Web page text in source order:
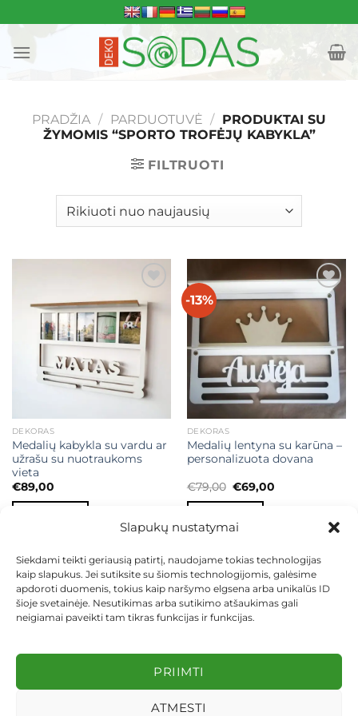
Slapukų nustatymai
Siekdami teikti geriausią patirtį, naudojame tokias technologijas
kaip slapukus. Jei sutiksite su šiomis technologijomis, galėsime
apdoroti duomenis, tokius kaip naršymo elgsena arba unikalūs ID
šioje svetainėje. Nesutikimas arba sutikimo atšaukimas gali
neigiamai paveikti tam tikras funkcijas ir funkcijas.
PRIIMTI
ATMESTI
to
content
PRADŽIA / PARDUOTUVĖ / PRODUKTAI SU
ŽYMOMIS “SPORTO TROFĖJŲ KABYKLA”
FILTRUOTI
Mėgstamiausias
DEKORAS
Medalių kabykla su vardu ar
užrašu su nuotraukoms
vieta
€89,00
-13% Mėgstamiausias
DEKORAS
Medalių lentyna su karūna –
personalizuota dovana
€79,00 Original
price
was:
€69,00Current
KEITIMAS IR GRĄŽINIMAS
PRIVATUMO POLITIKA
Visos teisės saugomos 2026 ©dekosodas.lt